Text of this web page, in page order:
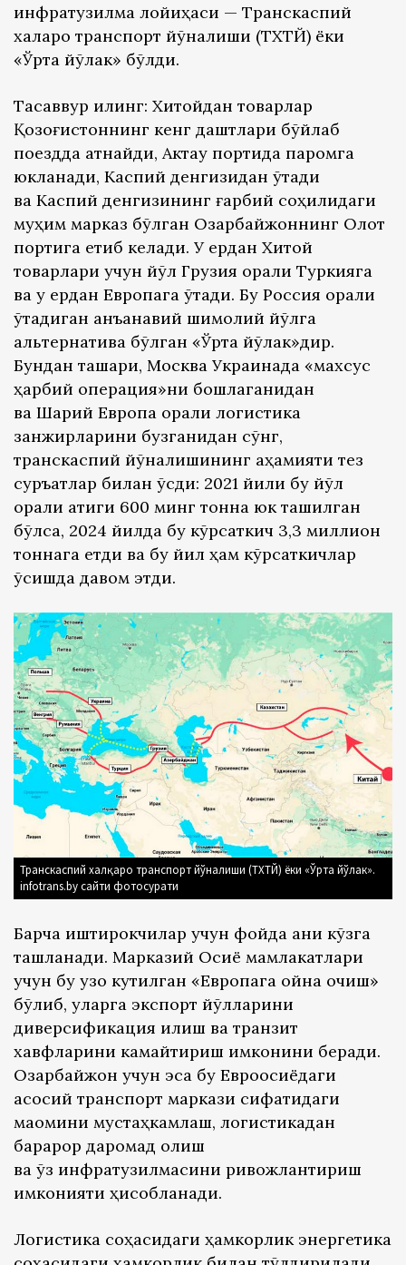
инфратузилма лойиҳаси — Транскаспий
халқаро транспорт йўналиши (ТХТЙ) ёки
«Ўрта йўлак» бўлди.
Тасаввур қилинг: Хитойдан товарлар
Қозоғистоннинг кенг даштлари бўйлаб
поездда қатнайди, Актау портида паромга
юкланади, Каспий денгизидан ўтади
ва Каспий денгизининг ғарбий соҳилидаги
муҳим марказ бўлган Озарбайжоннинг Олот
портига етиб келади. У ердан Хитой
товарлари учун йўл Грузия орқали Туркияга
ва у ердан Европага ўтади. Бу Россия орқали
ўтадиган анъанавий шимолий йўлга
альтернатива бўлган «Ўрта йўлак»дир.
Бундан ташқари, Москва Украинада «махсус
ҳарбий операция»ни бошлаганидан
ва Шарқий Европа орқали логистика
занжирларини бузганидан сўнг,
транскаспий йўналишининг аҳамияти тез
суръатлар билан ўсди: 2021 йили бу йўл
орқали атиги 600 минг тонна юк ташилган
бўлса, 2024 йилда бу кўрсаткич 3,3 миллион
тоннага етди ва бу йил ҳам кўрсаткичлар
ўсишда давом этди.
Транскаспий халқаро транспорт йўналиши (ТХТЙ) ёки «Ўрта йўлак».
infotrans.by сайти фотосурати
Барча иштирокчилар учун фойда аниқ кўзга
ташланади. Марказий Осиё мамлакатлари
учун бу узоқ кутилган «Европага ойна очиш»
бўлиб, уларга экспорт йўлларини
диверсификация қилиш ва транзит
хавфларини камайтириш имконини беради.
Озарбайжон учун эса бу Евроосиёдаги
асосий транспорт маркази сифатидаги
мақомини мустаҳкамлаш, логистикадан
барқарор даромад олиш
ва ўз инфратузилмасини ривожлантириш
имконияти ҳисобланади.
Логистика соҳасидаги ҳамкорлик энергетика